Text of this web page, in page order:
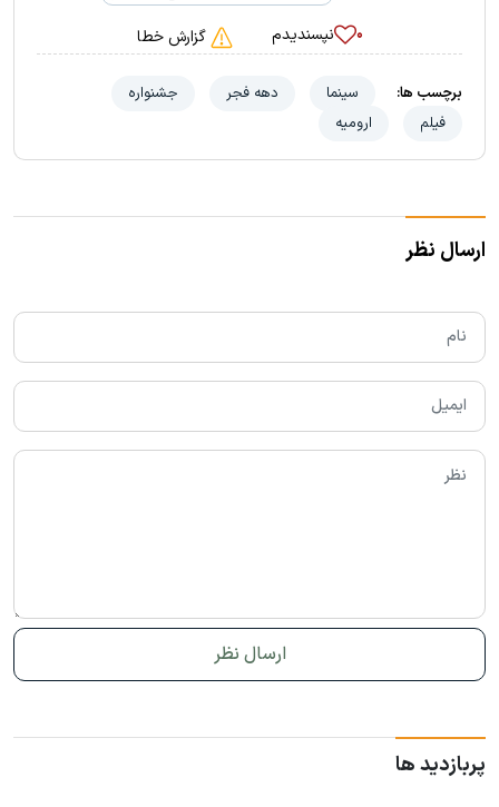
۰ نپسندیدم گزارش خطا
برچسب ها: سینما دهه فجر
جشنواره
فیلم
ارومیه
ارسال نظر
پربازدید ها